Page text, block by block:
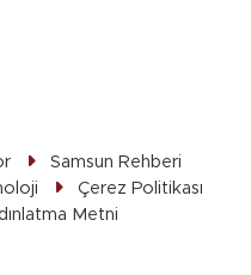
Samsun Rehberi
Çerez Politikası
Metni